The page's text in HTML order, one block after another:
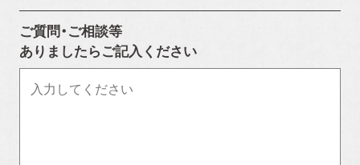
ご質問・ご相談等
ありましたらご記入ください